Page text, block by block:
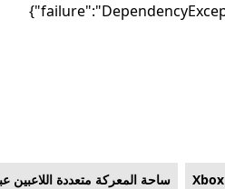
Xbox ساحة المعركة متعددة اللاعبين